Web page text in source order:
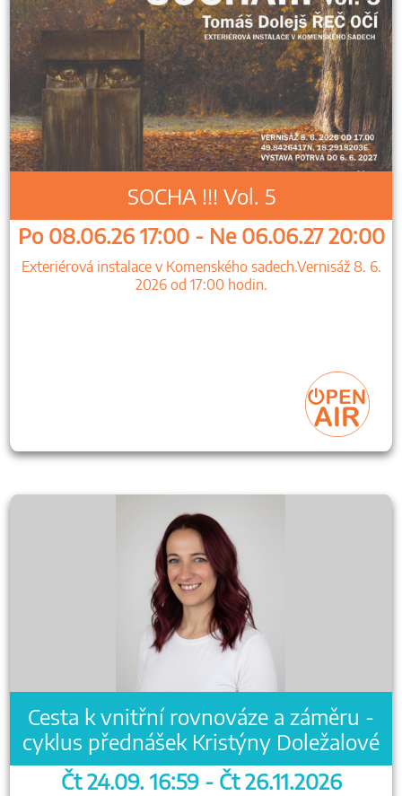
SOCHA !!! Vol. 5
Po 08.06.26 17:00 - Ne 06.06.27 20:00
Exteriérová instalace v Komenského sadech.Vernisáž 8. 6.
2026 od 17:00 hodin.
Cesta k vnitřní rovnováze a záměru -
cyklus přednášek Kristýny Doležalové
Čt 24.09. 16:59 - Čt 26.11.2026